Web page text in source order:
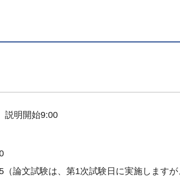
説明開始9:00
（論文試験は、第1次試験日に実施します